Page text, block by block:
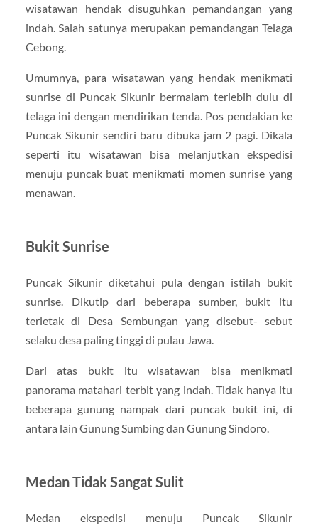
wisatawan hendak disuguhkan pemandangan yang
indah. Salah satunya merupakan pemandangan Telaga
Cebong.
Umumnya, para wisatawan yang hendak menikmati
sunrise di Puncak Sikunir bermalam terlebih dulu di
telaga ini dengan mendirikan tenda. Pos pendakian ke
Puncak Sikunir sendiri baru dibuka jam 2 pagi. Dikala
seperti itu wisatawan bisa melanjutkan ekspedisi
menuju puncak buat menikmati momen sunrise yang
menawan.
Bukit Sunrise
Puncak Sikunir diketahui pula dengan istilah bukit
sunrise. Dikutip dari beberapa sumber, bukit itu
terletak di Desa Sembungan yang disebut- sebut
selaku desa paling tinggi di pulau Jawa.
Dari atas bukit itu wisatawan bisa menikmati
panorama matahari terbit yang indah. Tidak hanya itu
beberapa gunung nampak dari puncak bukit ini, di
antara lain Gunung Sumbing dan Gunung Sindoro.
Medan Tidak Sangat Sulit
Medan ekspedisi menuju Puncak Sikunir